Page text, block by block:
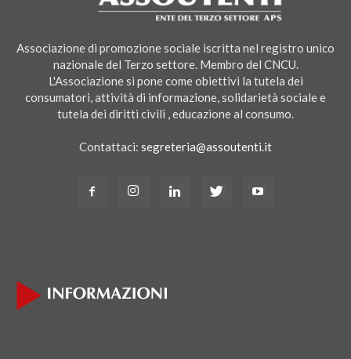
Associazione di promozione sociale iscritta nel registro unico
nazionale del Terzo settore. Membro del CNCU.
L'Associazione si pone come obiettivi la tutela dei
consumatori, attività di informazione, solidarietà sociale e
tutela dei diritti civili , educazione al consumo.
Contattaci: segreteria@assoutenti.it